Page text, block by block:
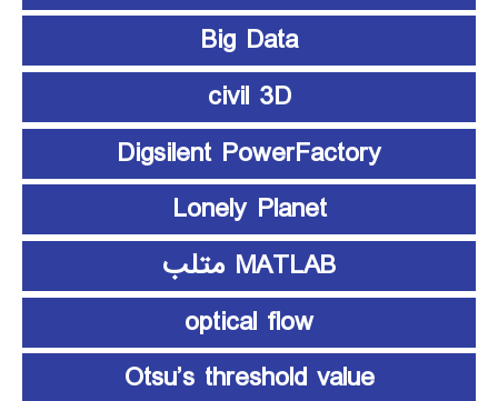
Big Data
civil 3D
Digsilent PowerFactory
Lonely Planet
MATLAB متلب
optical flow
Otsu’s threshold value